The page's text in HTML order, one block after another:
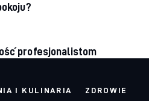
profesjonalistom
I KULINARIA ZDROWIE